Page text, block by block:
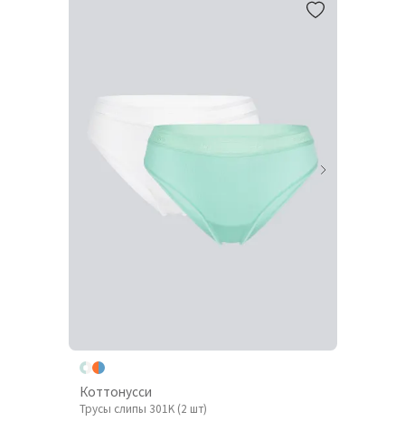
Коттонусси
Трусы слипы 301K (2 шт)